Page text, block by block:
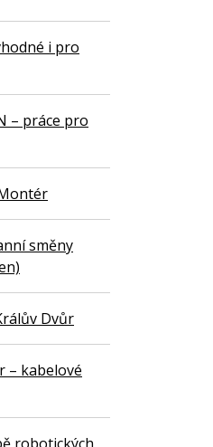
i pro
– práce pro
směny
Dvůr
– kabelové